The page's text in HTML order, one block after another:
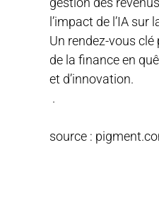
l’impact de l’IA
Un rendez-vous
de la finance en
et d’innovation.
.
source :